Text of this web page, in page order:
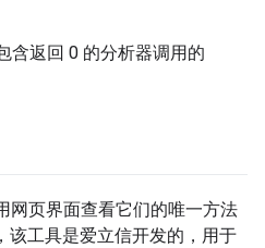
含返回 0 的分析器调用的
网页界面查看它们的唯一方法
该工具是爱立信开发的，用于